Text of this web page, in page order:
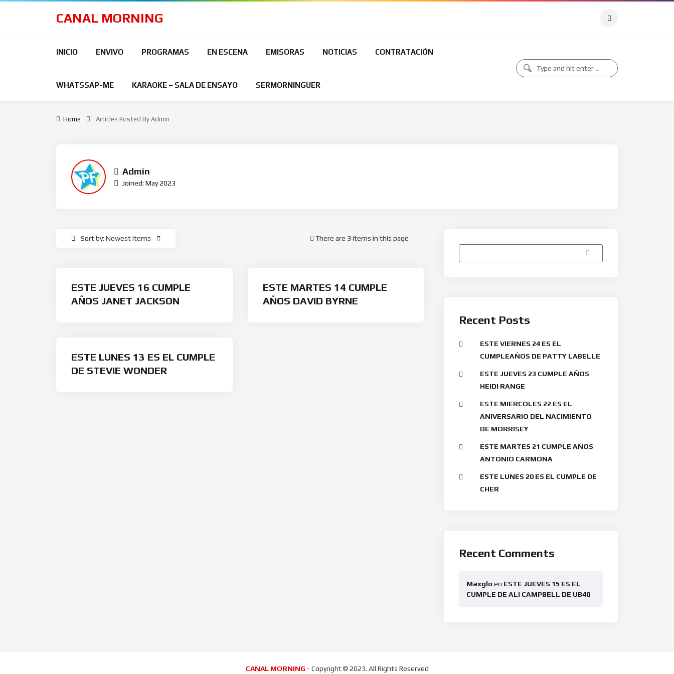
CANAL MORNING
INICIO ENVIVO PROGRAMAS EN ESCENA EMISORAS NOTICIAS CONTRATACIÓN
WHATSSAP-ME KARAOKE – SALA DE ENSAYO SERMORNINGUER
Home Articles Posted By Admin
Admin
Joined: May 2023
Sort by: Newest Items There are 3 items in this page
ESTE JUEVES 16 CUMPLE
AÑOS JANET JACKSON
ESTE MARTES 14 CUMPLE
AÑOS DAVID BYRNE
ESTE LUNES 13 ES EL CUMPLE
DE STEVIE WONDER
Buscar
Recent Posts
ESTE VIERNES 24 ES EL
CUMPLEAÑOS DE PATTY LABELLE
ESTE JUEVES 23 CUMPLE AÑOS
HEIDI RANGE
ESTE MIERCOLES 22 ES EL
ANIVERSARIO DEL NACIMIENTO
DE MORRISEY
ESTE MARTES 21 CUMPLE AÑOS
ANTONIO CARMONA
ESTE LUNES 20 ES EL CUMPLE DE
CHER
Recent Comments
Maxglo en ESTE JUEVES 15 ES EL
CUMPLE DE ALI CAMPBELL DE UB40
CANAL MORNING - Copyright © 2023. All Rights Reserved